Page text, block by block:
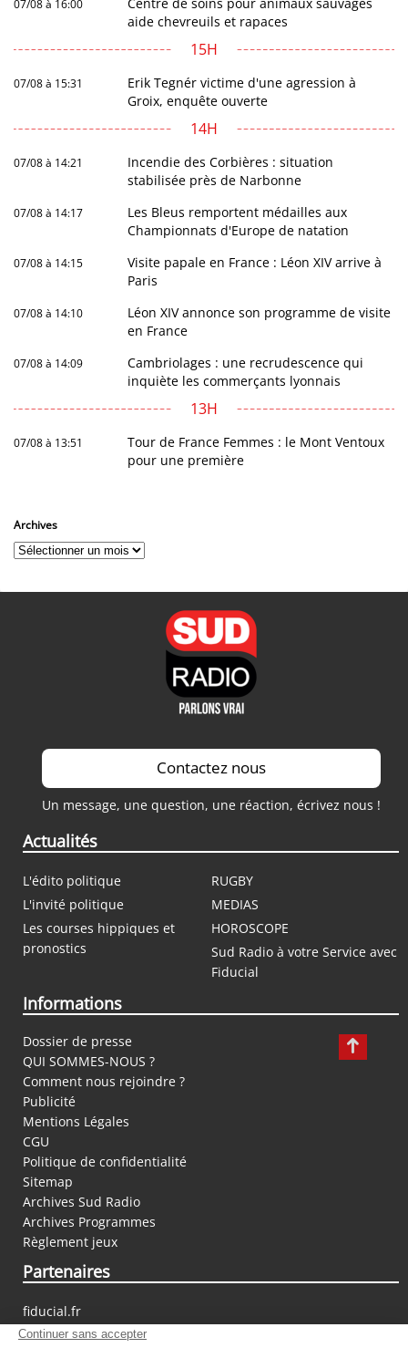
07/08 à 16:00
aide chevreuils et rapaces
15H
07/08 à 15:31
Erik Tegnér victime d'une agression à
Groix, enquête ouverte
14H
07/08 à 14:21
Incendie des Corbières : situation
stabilisée près de Narbonne
07/08 à 14:17
Les Bleus remportent médailles aux
Championnats d'Europe de natation
07/08 à 14:15
Visite papale en France : Léon XIV arrive à
Paris
07/08 à 14:10
Léon XIV annonce son programme de visite
en France
07/08 à 14:09
Cambriolages : une recrudescence qui
inquiète les commerçants lyonnais
13H
07/08 à 13:51
Tour de France Femmes : le Mont Ventoux
pour une première
Archives
Archives
Contactez nous
Un message, une question, une réaction, écrivez nous !
Actualités
L'édito politique
RUGBY
L'invité politique
MEDIAS
Les courses hippiques et
pronostics
HOROSCOPE
Sud Radio à votre Service avec
Fiducial
Informations
Dossier de presse
QUI SOMMES-NOUS ?
Comment nous rejoindre ?
Publicité
Mentions Légales
CGU
Politique de confidentialité
Sitemap
Archives Sud Radio
Archives Programmes
Règlement jeux
Partenaires
fiducial.fr
lyoncapitale.fr